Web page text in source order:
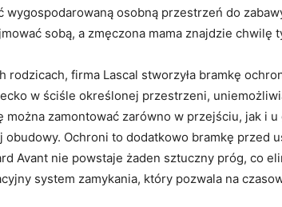
wygospodarowaną osobną przestrzeń do
sobą, a zmęczona mama znajdzie chwilę
rodzicach, firma Lascal stworzyła bramkę
w ściśle określonej przestrzeni,
można zamontować zarówno w przejściu, jak i
obudowy. Ochroni to dodatkowo bramkę przed
Avant nie powstaje żaden sztuczny próg, co
system zamykania, który pozwala na